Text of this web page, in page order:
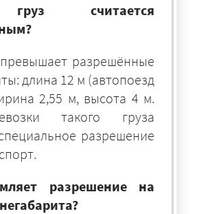
считается
разрешённые
длина 12 м (автопоезд
2,55 м, высота 4 м.
такого груза
разрешение
разрешение на